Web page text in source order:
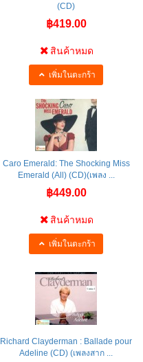
(CD)
฿419.00
สินค้าหมด
เพิ่มในตะกร้า
Caro Emerald: The Shocking Miss
Emerald (All) (CD)(เพลง ...
฿449.00
สินค้าหมด
เพิ่มในตะกร้า
Richard Clayderman : Ballade pour
Adeline (CD) (เพลงสาก ...